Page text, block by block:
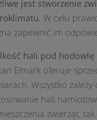
jest stworzenie
W celu
zapewnić im
hali pod hodowlę
Elmark oferuje
Wszystko
hali
zwierząt,